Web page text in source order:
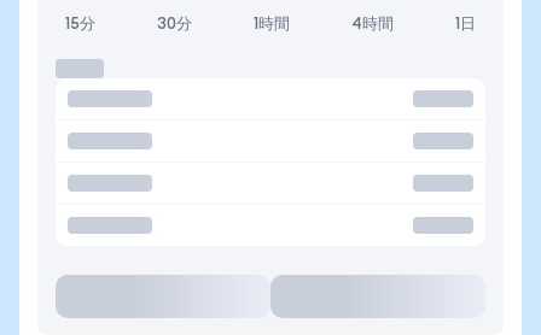
15分 30分 1時間 4時間 1日